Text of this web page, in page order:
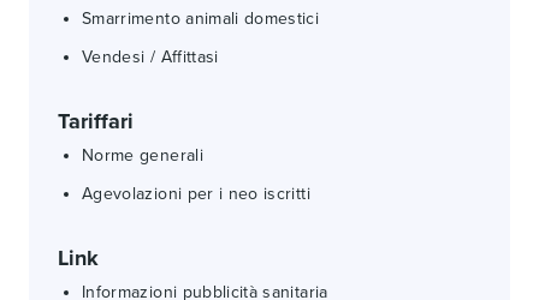
Smarrimento animali domestici
Vendesi / Affittasi
Tariffari
Norme generali
Agevolazioni per i neo iscritti
Link
Informazioni pubblicità sanitaria